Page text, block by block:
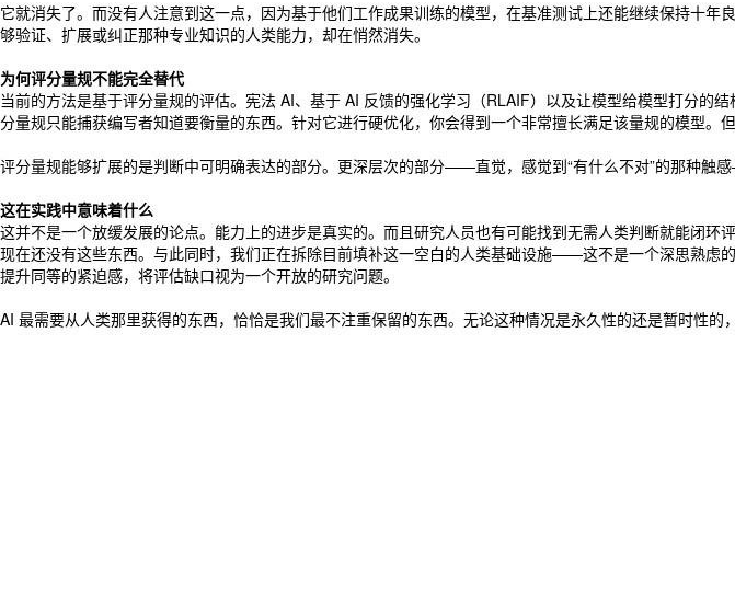
它就消失了。而没有人注意到这一点，因为基于他们工作成果训练的模型，在基准测试上还能继续保持十
够验证、扩展或纠正那种专业知识的人类能力，却在悄然消失。
为何评分量规不能完全替代
当前的方法是基于评分量规的评估。宪法 AI、基于 AI 反馈的强化学习（RLAIF）以及让模型给模型打分
分量规只能捕获编写者知道要衡量的东西。针对它进行硬优化，你会得到一个非常擅长满足该量规的模型。
评分量规能够扩展的是判断中可明确表达的部分。更深层次的部分——直觉，感觉到“有什么不对”的那种触
这在实践中意味着什么
这并不是一个放缓发展的论点。能力上的进步是真实的。而且研究人员也有可能找到无需人类判断就能闭
现在还没有这些东西。与此同时，我们正在拆除目前填补这一空白的人类基础设施——这不是一个深思熟虑
提升同等的紧迫感，将评估缺口视为一个开放的研究问题。
AI 最需要从人类那里获得的东西，恰恰是我们最不注重保留的东西。无论这种情况是永久性的还是暂时性的